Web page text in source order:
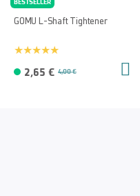
BESTSELLER
GOMU L-Shaft Tightener
2,65 € 4,00 €